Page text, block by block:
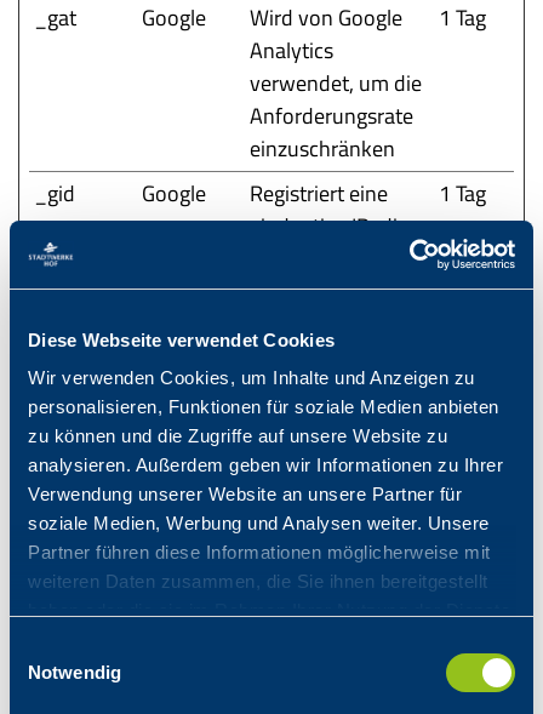
Diese Webseite verwendet Cookies
Wir verwenden Cookies, um Inhalte und Anzeigen zu
personalisieren, Funktionen für soziale Medien anbieten
zu können und die Zugriffe auf unsere Website zu
analysieren. Außerdem geben wir Informationen zu Ihrer
Verwendung unserer Website an unsere Partner für
soziale Medien, Werbung und Analysen weiter. Unsere
Partner führen diese Informationen möglicherweise mit
weiteren Daten zusammen, die Sie ihnen bereitgestellt
Notwendig
_gat Google
Wird von Google
Analytics
verwendet, um die
Anforderungsrate
einzuschränken
1 Tag
_gid Google
Registriert eine
eindeutige ID, die
um statistische
der Besucher die
Website nutzt, zu
generieren.
1 Tag
Marketing (18)
Marketing-Cookies werden verwendet, um
Besuchern auf Webseiten zu folgen. Die Absicht ist,
Anzeigen zu zeigen, die relevant und ansprechend
wertvoller für Publisher und werbetreibende